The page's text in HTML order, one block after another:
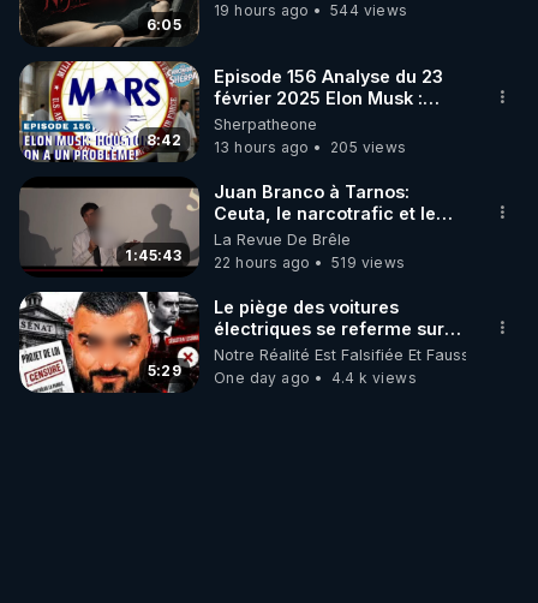
6:05
19 hours ago
544 views
8:42
Episode 156 Analyse du 23
février 2025 Elon Musk :
Houston , on a un problème !
Sherpatheone
13 hours ago
205 views
1:45:43
Juan Branco à Tarnos:
Ceuta, le narcotrafic et le
pouvoir en France
La Revue De Brêle
22 hours ago
519 views
5:29
Le piège des voitures
électriques se referme sur
les usagers !
Notre Réalité Est Falsifiée Et Fausse
One day ago
4.4 k views